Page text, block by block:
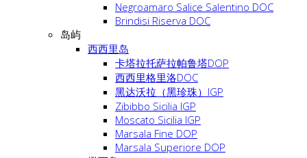
Negroamaro Salice Salentino DOC
Brindisi Riserva DOC
岛屿
西西里岛
卡塔拉托萨拉帕鲁塔DOP
西西里格里洛DOC
黑达沃拉（黑珍珠）IGP
Zibibbo Sicilia IGP
Moscato Sicilia IGP
Marsala Fine DOP
Marsala Superiore DOP